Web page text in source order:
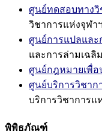
ศูนย์ทดสอบทางวิ
วิชาการแห่งจุฬาฯ
ศูนย์การแปลและ
และการล่ามเฉลิ
ศูนย์กฎหมายเพื่
ศูนย์บริการวิชา
บริการวิชาการแ
พิพิธภัณฑ์